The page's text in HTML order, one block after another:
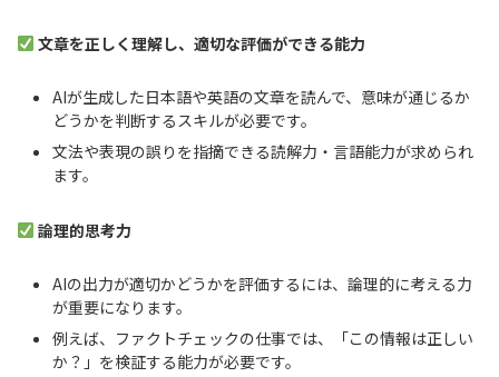
文章を正しく理解し、適切な評価ができる能力
AIが生成した日本語や英語の文章を読んで、意味が通じるか
どうかを判断するスキルが必要です。
文法や表現の誤りを指摘できる読解力・言語能力が求められ
ます。
論理的思考力
AIの出力が適切かどうかを評価するには、論理的に考える力
が重要になります。
例えば、ファクトチェックの仕事では、「この情報は正しい
か？」を検証する能力が必要です。